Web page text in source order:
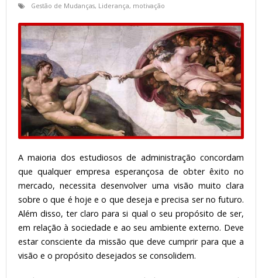
Gestão de Mudanças, Liderança, motivação
A maioria dos estudiosos de administração concordam
que qualquer empresa esperançosa de obter êxito no
mercado, necessita desenvolver uma visão muito clara
sobre o que é hoje e o que deseja e precisa ser no futuro.
Além disso, ter claro para si qual o seu propósito de ser,
em relação à sociedade e ao seu ambiente externo. Deve
estar consciente da missão que deve cumprir para que a
visão e o propósito desejados se consolidem.